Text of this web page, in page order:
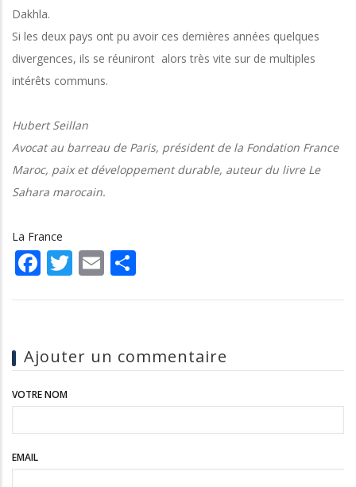
Dakhla.
Si les deux pays ont pu avoir ces dernières années quelques
divergences, ils se réuniront alors très vite sur de multiples
intérêts communs.
Hubert Seillan
Avocat au barreau de Paris, président de la Fondation France
Maroc, paix et développement durable, auteur du livre Le
Sahara marocain.
La France
Facebook
Twitter
Email
Ajouter un commentaire
VOTRE NOM
EMAIL